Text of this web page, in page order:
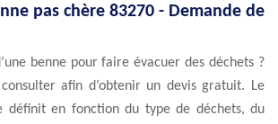
pas chère 83270 - Demande de
benne pour faire évacuer des déchets ?
consulter afin d’obtenir un devis gratuit. Le
définit en fonction du type de déchets, du